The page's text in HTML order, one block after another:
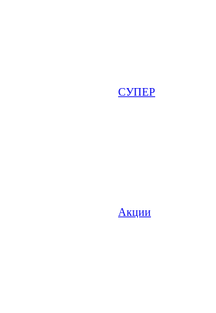
СУПЕР
Акции